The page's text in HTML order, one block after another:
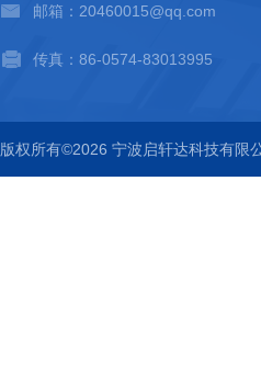
邮箱：20460015@qq.com
传真：86-0574-83013995
版权所有©2026 宁波启轩达科技有限